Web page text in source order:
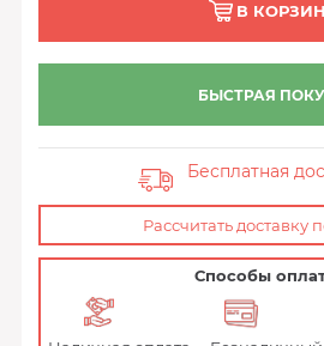
В
БЫСТРАЯ
Бесплатная
Рассчитать доставку
Способы